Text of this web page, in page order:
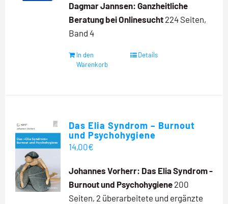
Dagmar Jannsen: Ganzheitliche
Beratung bei Onlinesucht224 Seiten,
Band 4
In den
Warenkorb
Details
Das Elia Syndrom – Burnout
und Psychohygiene
14,00€
Johannes Vorherr: Das Elia Syndrom -
Burnout und Psychohygiene200
Seiten, 2 überarbeitete und ergänzte